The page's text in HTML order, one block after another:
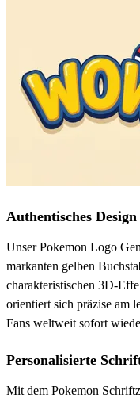
Authentisches
Unser Pokemon Logo
markanten gelben
charakteristischen 3D-
orientiert sich präzise am
Fans weltweit sofort
Personalisierte
Mit dem Pokemon